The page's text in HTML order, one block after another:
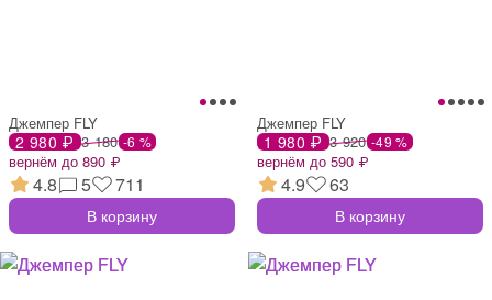
Джемпер FLY
2 980 ₽ 3 180 -6 %
вернём до 890 ₽
4.8 5 711
В корзину
Джемпер FLY
1 980 ₽ 3 920 -49 %
вернём до 590 ₽
4.9 63
В корзину